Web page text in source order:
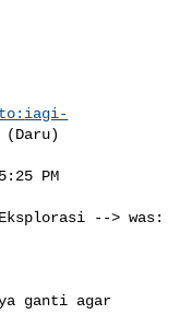
iagi-
(Daru)
PM
--> was:
ganti agar